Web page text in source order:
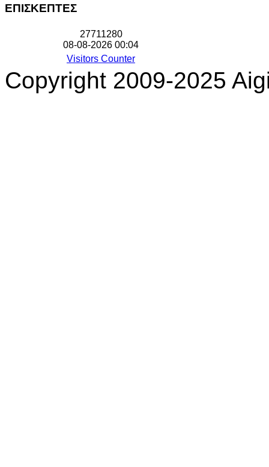
ΕΠΙΣΚΕΠΤΕΣ
27711280
08-08-2026 00:04
Visitors Counter
Copyright 2009-2025